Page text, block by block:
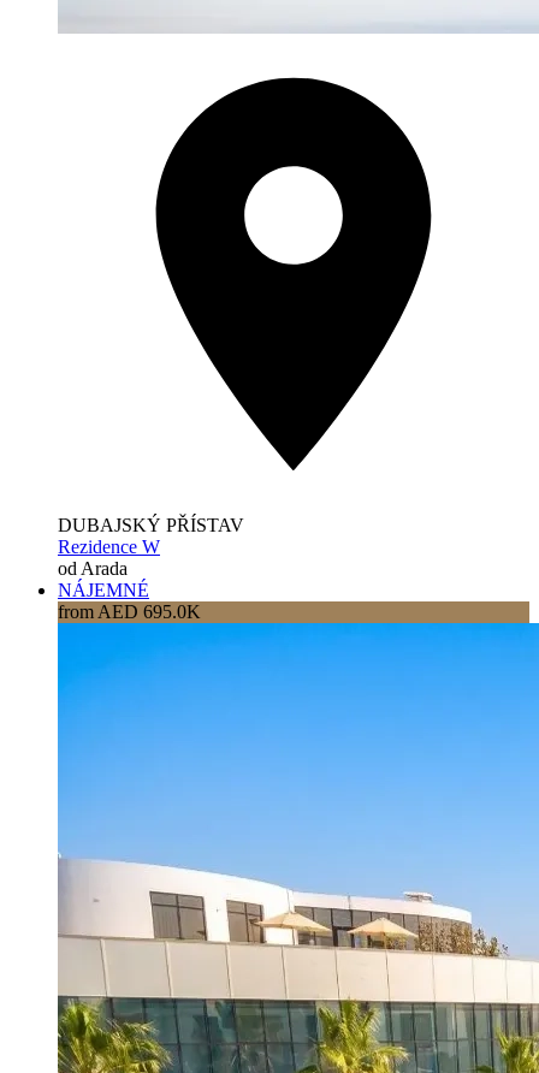
DUBAJSKÝ PŘÍSTAV
Rezidence W
od Arada
NÁJEMNÉ
from AED 695.0K